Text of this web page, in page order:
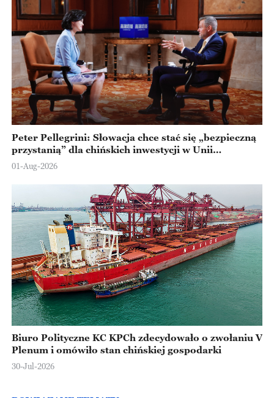
Peter Pellegrini: Słowacja chce stać się „bezpieczną
przystanią” dla chińskich inwestycji w Unii
Europejskiej
01-Aug-2026
Biuro Polityczne KC KPCh zdecydowało o zwołaniu V
Plenum i omówiło stan chińskiej gospodarki
30-Jul-2026